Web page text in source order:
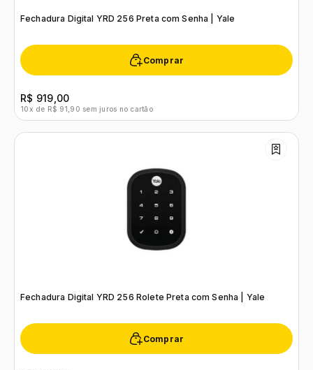
Fechadura Digital YRD 256 Preta com Senha | Yale
Comprar
R$ 919,00
10x de R$ 91,90 sem juros no cartão
Fechadura Digital YRD 256 Rolete Preta com Senha | Yale
Comprar